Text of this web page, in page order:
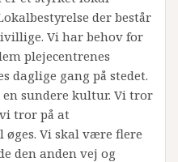
der består
Vi har behov for
plejecentrenes
daglige gang på stedet.
sundere kultur. Vi tror
tror på at
Vi skal være flere
den anden vej og